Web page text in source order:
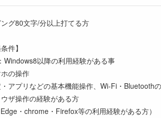
グ80文字/分以上打てる方
件】
Windows8以降の利用経験がある事
ホの操作
・アプリなどの基本機能操作、Wi-Fi・Bluetooth
ウザ操作の経験がある方
Edge・chrome・Firefox等の利用経験がある方）